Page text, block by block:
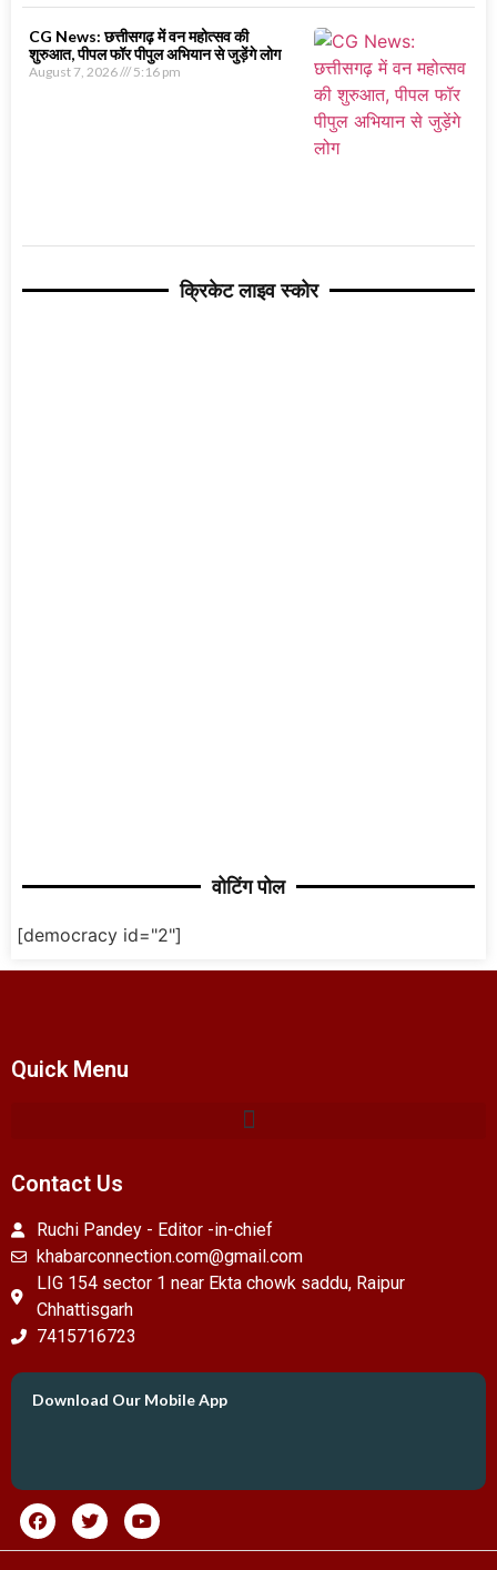
CG News: छत्तीसगढ़ में वन महोत्सव की
शुरुआत, पीपल फॉर पीपुल अभियान से जुड़ेंगे लोग
August 7, 2026 5:16 pm
क्रिकेट लाइव स्कोर
वोटिंग पोल
[democracy id="2"]
Quick Menu
Contact Us
Ruchi Pandey - Editor -in-chief
khabarconnection.com@gmail.com
LIG 154 sector 1 near Ekta chowk saddu, Raipur
Chhattisgarh
7415716723
Download Our Mobile App